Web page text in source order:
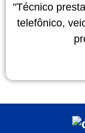
"Técnico
telefônico,